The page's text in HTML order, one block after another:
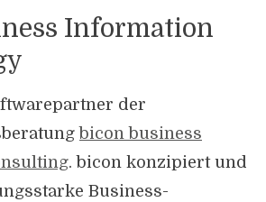
Information
der
bicon business
. bicon konzipiert und
Business-